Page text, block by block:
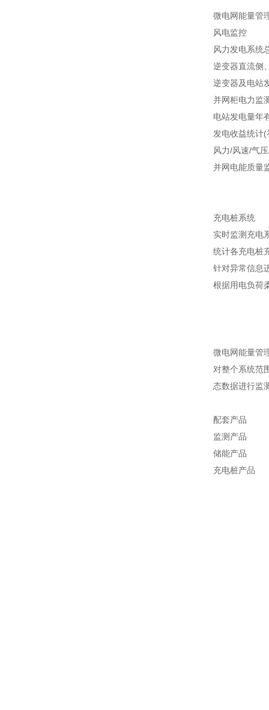
微电网能量管
风电监控
风力发电系统
逆变器直流侧
逆变器及电站
并网柜电力监
电站发电量年
发电收益统计
风力/风速/气
并网电能质量
充电桩系统
实时监测充电
统计各充电桩
针对异常信息
根据用电负荷
微电网能量管
对整个系统范
态数据进行监
配套产品
监测产品
储能产品
充电桩产品